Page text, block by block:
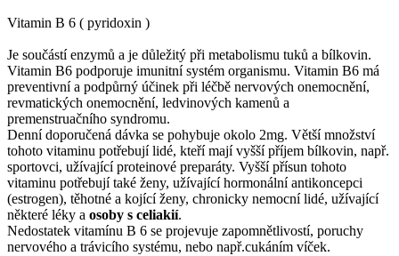
Vitamin B 6 ( pyridoxin )
Je součástí enzymů a je důležitý při metabolismu tuků a bílkovin.
Vitamin B6 podporuje imunitní systém organismu. Vitamin B6 má
preventivní a podpůrný účinek při léčbě nervových onemocnění,
revmatických onemocnění, ledvinových kamenů a
premenstruačního syndromu.
Denní doporučená dávka se pohybuje okolo 2mg. Větší množství
tohoto vitaminu potřebují lidé, kteří mají vyšší příjem bílkovin, např.
sportovci, užívající proteinové preparáty. Vyšší přísun tohoto
vitaminu potřebují také ženy, užívající hormonální antikoncepci
(estrogen), těhotné a kojící ženy, chronicky nemocní lidé, užívající
některé léky a osoby s celiakií.
Nedostatek vitamínu B 6 se projevuje zapomnětlivostí, poruchy
nervového a trávicího systému, nebo např.cukáním víček.